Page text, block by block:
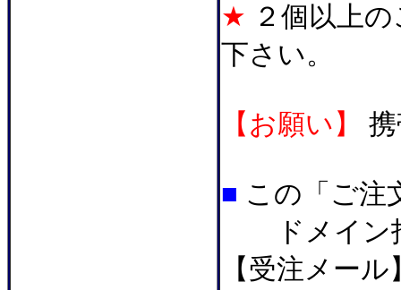
★ ２個以上
下さい。
【お願い】
■ この「ご注
ドメイン指
【受注メール